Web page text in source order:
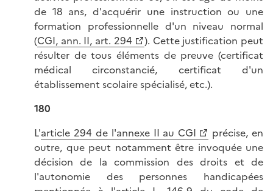
de 18 ans, d'acquérir une instruction ou une
formation professionnelle d'un niveau normal
(CGI, ann. II, art. 294
). Cette justification peut
résulter de tous éléments de preuve (certificat
médical circonstancié, certificat d'un
établissement scolaire spécialisé, etc.).
180
L'article 294 de l'annexe II au CGI
précise, en
outre, que peut notamment être invoquée une
décision de la commission des droits et de
l'autonomie des personnes handicapées